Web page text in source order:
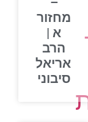
מחזור
א |
הרב
אריאל
סיבוני